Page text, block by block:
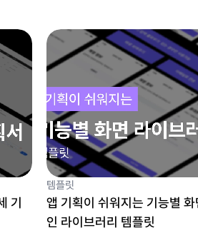
기
템플릿
앱 기획이 쉬워지는 기능별
인 라이브러리 템플릿